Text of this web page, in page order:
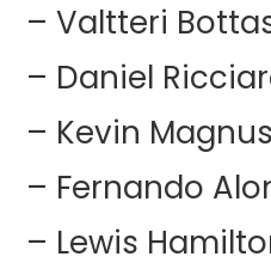
– Valtteri
– Daniel
– Kevin
– Fernando
– Lewis